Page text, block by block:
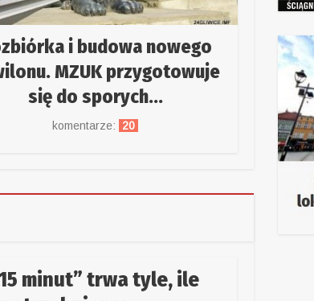
i budowa nowego
MZUK przygotowuje
się do sporych...
komentarze: 20
minut” trwa tyle, ile